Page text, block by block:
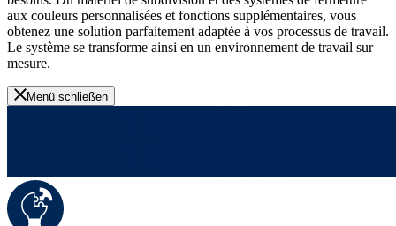
aux couleurs personnalisées et fonctions supplémentaires, vous
obtenez une solution parfaitement adaptée à vos processus de travail.
Le système se transforme ainsi en un environnement de travail sur
mesure.
Menü schließen